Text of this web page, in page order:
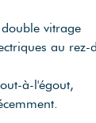
vitrage
au rez-
à-l'égout,